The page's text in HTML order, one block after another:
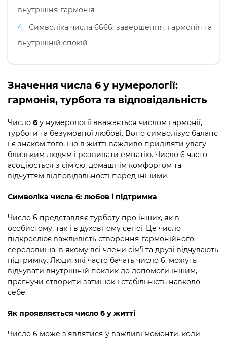
внутрішня гармонія
Символіка числа 6666: завершення, гармонія та
внутрішній спокій
Значення числа 6 у нумерології:
гармонія, турбота та відповідальність
Число 6 у нумерології вважається числом гармонії,
турботи та безумовної любові. Воно символізує баланс
і є знаком того, що в житті важливо приділяти увагу
близьким людям і розвивати емпатію. Число 6 часто
асоціюється з сім’єю, домашнім комфортом та
відчуттям відповідальності перед іншими.
Символіка числа 6: любов і підтримка
Число 6 представляє турботу про інших, як в
особистому, так і в духовному сенсі. Це число
підкреслює важливість створення гармонійного
середовища, в якому всі члени сім’ї та друзі відчувають
підтримку. Люди, які часто бачать число 6, можуть
відчувати внутрішній поклик до допомоги іншим,
прагнучи створити затишок і стабільність навколо
себе.
Як проявляється число 6 у житті
Число 6 може з’являтися у важливі моменти, коли